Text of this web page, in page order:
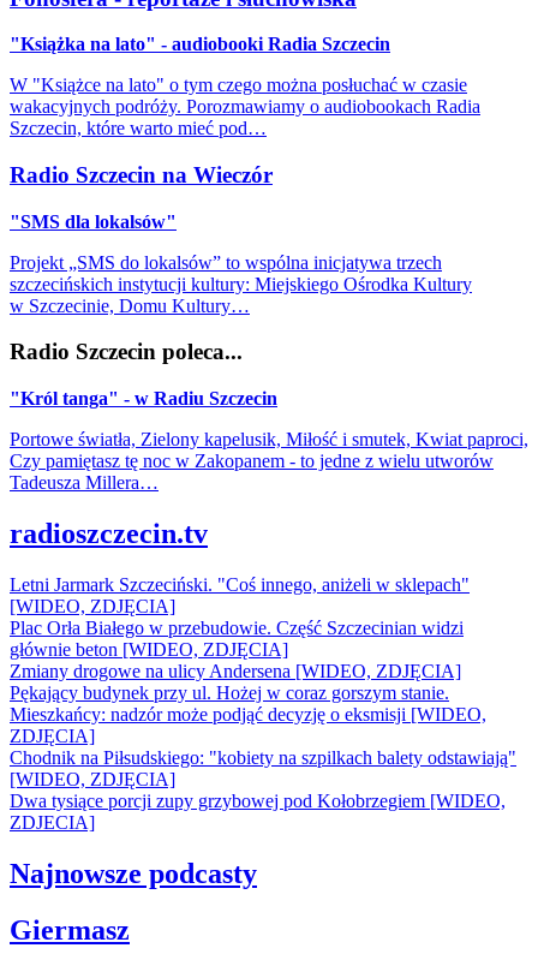
"Książka na lato" - audiobooki Radia Szczecin
W "Książce na lato" o tym czego można posłuchać w czasie
wakacyjnych podróży. Porozmawiamy o audiobookach Radia
Szczecin, które warto mieć pod…
Radio Szczecin na Wieczór
"SMS dla lokalsów"
Projekt „SMS do lokalsów” to wspólna inicjatywa trzech
szczecińskich instytucji kultury: Miejskiego Ośrodka Kultury
w Szczecinie, Domu Kultury…
Radio Szczecin poleca...
"Król tanga" - w Radiu Szczecin
Portowe światła, Zielony kapelusik, Miłość i smutek, Kwiat paproci,
Czy pamiętasz tę noc w Zakopanem - to jedne z wielu utworów
Tadeusza Millera…
radioszczecin.tv
Letni Jarmark Szczeciński. "Coś innego, aniżeli w sklepach"
[WIDEO, ZDJĘCIA]
Plac Orła Białego w przebudowie. Część Szczecinian widzi
głównie beton [WIDEO, ZDJĘCIA]
Zmiany drogowe na ulicy Andersena [WIDEO, ZDJĘCIA]
Pękający budynek przy ul. Hożej w coraz gorszym stanie.
Mieszkańcy: nadzór może podjąć decyzję o eksmisji [WIDEO,
ZDJĘCIA]
Chodnik na Piłsudskiego: "kobiety na szpilkach balety odstawiają"
[WIDEO, ZDJĘCIA]
Dwa tysiące porcji zupy grzybowej pod Kołobrzegiem [WIDEO,
ZDJECIA]
Najnowsze podcasty
Giermasz